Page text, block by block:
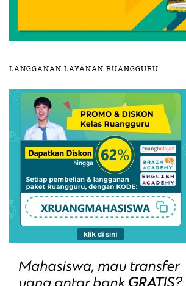
LANGGANAN LAYANAN RUANGGURU